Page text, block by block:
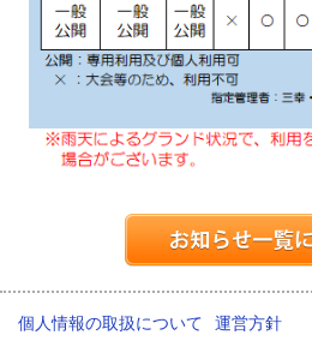
個人情報の取扱について 運営方針